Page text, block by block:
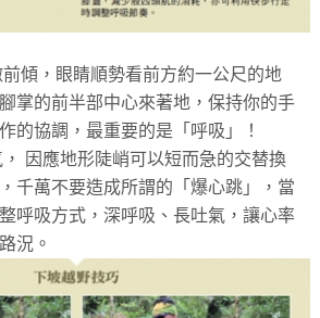
傾，眼睛順勢看前方約一公尺的地
掌的前半部中心來著地，保持你的手
的協調，最重要的是「呼吸」！
因應地形陡峭可以短而急的交替換
千萬不要造成所謂的「爆心跳」，當
呼吸方式，深呼吸、長吐氣，讓心率
況。